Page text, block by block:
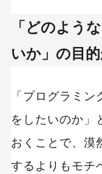
「どのよう
いか」の目
「プログラミ
をしたいのか」
おくことで、漠
するよりもモチ